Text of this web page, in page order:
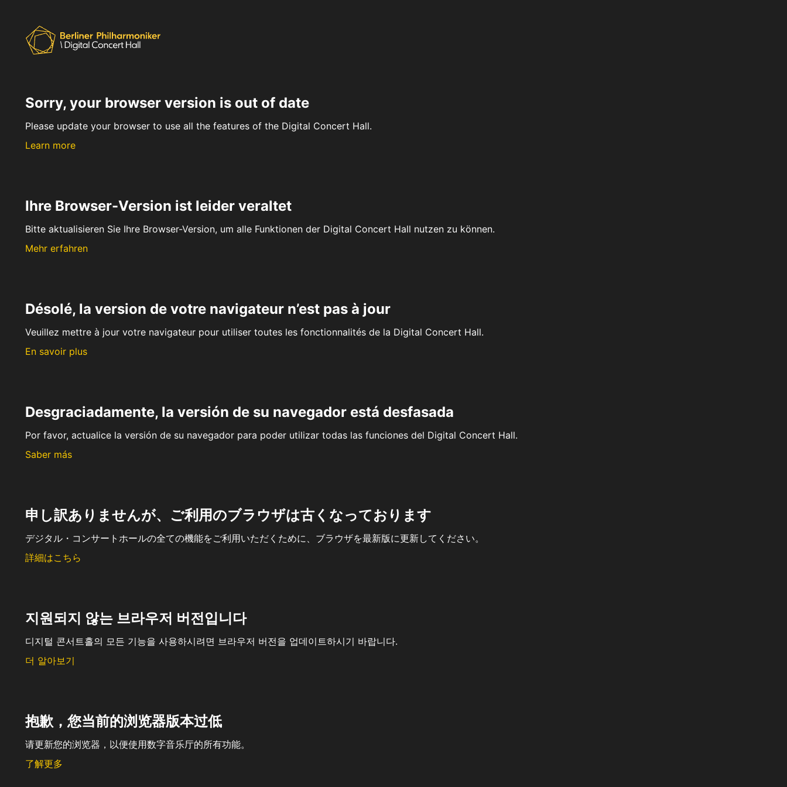
Sorry, your browser version is out of date
Please update your browser to use all the features of the Digital Concert Hall.
Learn more
Ihre Browser-Version ist leider veraltet
Bitte aktualisieren Sie Ihre Browser-Version, um alle Funktionen der Digital Concert Hall nutzen zu können.
Mehr erfahren
Désolé, la version de votre navigateur n’est pas à jour
Veuillez mettre à jour votre navigateur pour utiliser toutes les fonctionnalités de la Digital Concert Hall.
En savoir plus
Desgraciadamente, la versión de su navegador está desfasada
Por favor, actualice la versión de su navegador para poder utilizar todas las funciones del Digital Concert Hall.
Saber más
申し訳ありませんが、ご利用のブラウザは古くなっております
デジタル・コンサートホールの全ての機能をご利用いただくために、ブラウザを最新版に更新してください。
詳細はこちら
지원되지 않는 브라우저 버전입니다
디지털 콘서트홀의 모든 기능을 사용하시려면 브라우저 버전을 업데이트하시기 바랍니다.
더 알아보기
抱歉，您当前的浏览器版本过低
请更新您的浏览器，以便使用数字音乐厅的所有功能。
了解更多